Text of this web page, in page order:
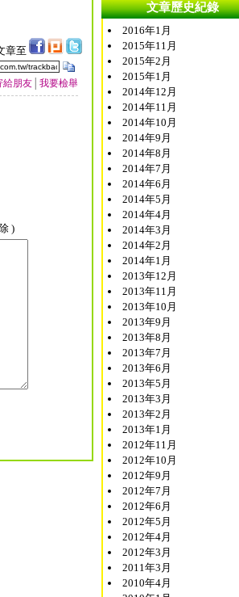
章至
給朋友 我要檢舉
)
文章歷史紀錄
2016年1月
2015年11月
2015年2月
2015年1月
2014年12月
2014年11月
2014年10月
2014年9月
2014年8月
2014年7月
2014年6月
2014年5月
2014年4月
2014年3月
2014年2月
2014年1月
2013年12月
2013年11月
2013年10月
2013年9月
2013年8月
2013年7月
2013年6月
2013年5月
2013年3月
2013年2月
2013年1月
2012年11月
2012年10月
2012年9月
2012年7月
2012年6月
2012年5月
2012年4月
2012年3月
2011年3月
2010年4月